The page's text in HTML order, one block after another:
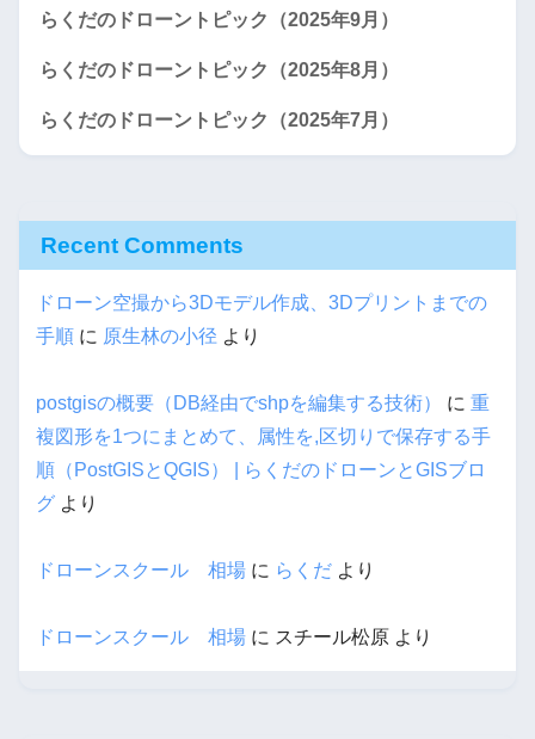
らくだのドローントピック（2025年9月）
らくだのドローントピック（2025年8月）
らくだのドローントピック（2025年7月）
Recent Comments
ドローン空撮から3Dモデル作成、3Dプリントまでの
手順 に 原生林の小径 より
postgisの概要（DB経由でshpを編集する技術） に 重
複図形を1つにまとめて、属性を,区切りで保存する手
順（PostGISとQGIS） | らくだのドローンとGISブロ
グ より
ドローンスクール 相場 に らくだ より
ドローンスクール 相場 に スチール松原 より